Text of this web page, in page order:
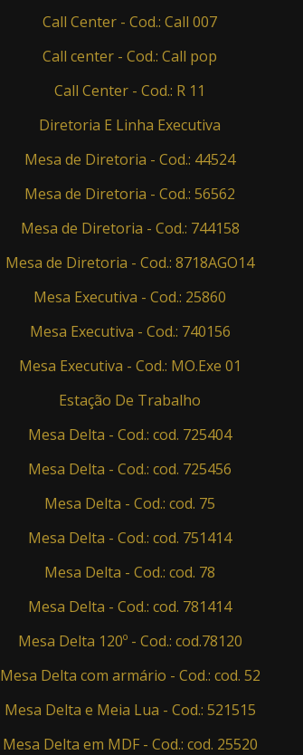
Call Center - Cod.: Call 007
Call center - Cod.: Call pop
Call Center - Cod.: R 11
Diretoria E Linha Executiva
Mesa de Diretoria - Cod.: 44524
Mesa de Diretoria - Cod.: 56562
Mesa de Diretoria - Cod.: 744158
Mesa de Diretoria - Cod.: 8718AGO14
Mesa Executiva - Cod.: 25860
Mesa Executiva - Cod.: 740156
Mesa Executiva - Cod.: MO.Exe 01
Estação De Trabalho
Mesa Delta - Cod.: cod. 725404
Mesa Delta - Cod.: cod. 725456
Mesa Delta - Cod.: cod. 75
Mesa Delta - Cod.: cod. 751414
Mesa Delta - Cod.: cod. 78
Mesa Delta - Cod.: cod. 781414
Mesa Delta 120º - Cod.: cod.78120
Mesa Delta com armário - Cod.: cod. 52
Mesa Delta e Meia Lua - Cod.: 521515
Mesa Delta em MDF - Cod.: cod. 25520